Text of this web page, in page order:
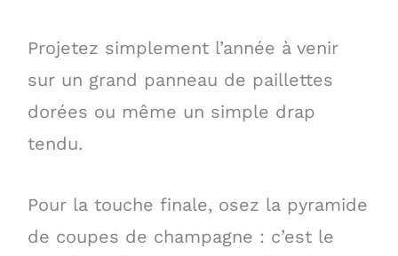
Projetez simplement l’année à venir
sur un grand panneau de paillettes
dorées ou même un simple drap
tendu.
Pour la touche finale, osez la pyramide
de coupes de champagne : c’est le